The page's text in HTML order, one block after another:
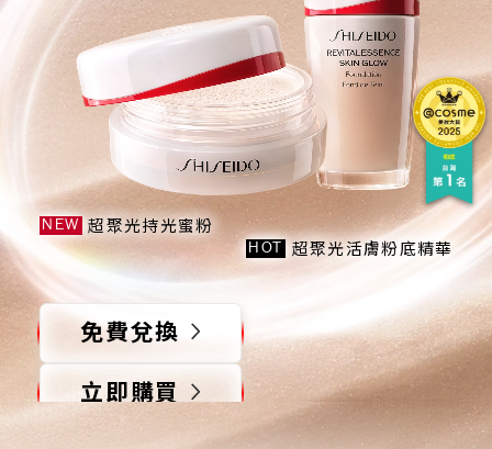
免費兌換
立即購買
NEW 超聚光持光蜜粉
HOT 超聚光活膚粉底精華